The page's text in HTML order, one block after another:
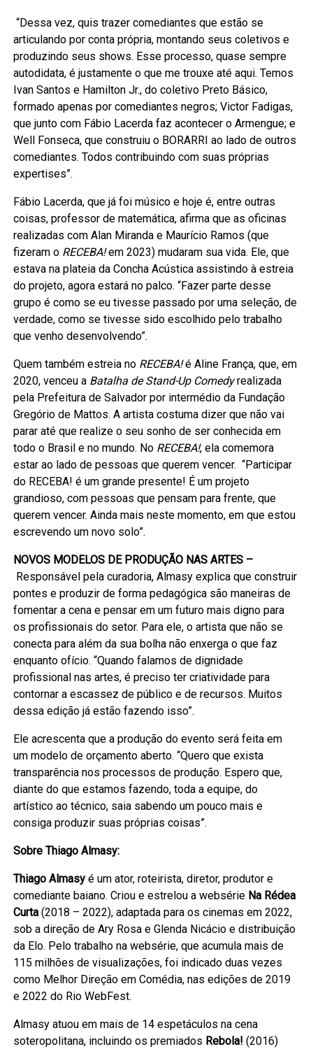
“Dessa vez, quis trazer comediantes que estão se
articulando por conta própria, montando seus coletivos e
produzindo seus shows. Esse processo, quase sempre
autodidata, é justamente o que me trouxe até aqui. Temos
Ivan Santos e Hamilton Jr., do coletivo Preto Básico,
formado apenas por comediantes negros; Victor Fadigas,
que junto com Fábio Lacerda faz acontecer o Armengue; e
Well Fonseca, que construiu o BORARRI ao lado de outros
comediantes. Todos contribuindo com suas próprias
expertises”.
Fábio Lacerda, que já foi músico e hoje é, entre outras
coisas, professor de matemática, afirma que as oficinas
realizadas com Alan Miranda e Maurício Ramos (que
fizeram o RECEBA!em 2023) mudaram sua vida. Ele, que
estava na plateia da Concha Acústica assistindo à estreia
do projeto, agora estará no palco. “Fazer parte desse
grupo é como se eu tivesse passado por uma seleção, de
verdade, como se tivesse sido escolhido pelo trabalho
que venho desenvolvendo”.
Quem também estreia no RECEBA!é Aline França, que, em
2020, venceu a Batalha de Stand-Up Comedyrealizada
pela Prefeitura de Salvador por intermédio da Fundação
Gregório de Mattos. A artista costuma dizer que não vai
parar até que realize o seu sonho de ser conhecida em
todo o Brasil e no mundo. No RECEBA!, ela comemora
estar ao lado de pessoas que querem vencer. “Participar
do RECEBA! é um grande presente! É um projeto
grandioso, com pessoas que pensam para frente, que
querem vencer. Ainda mais neste momento, em que estou
escrevendo um novo solo”.
NOVOS MODELOS DE PRODUÇÃO NAS ARTES –
Responsável pela curadoria, Almasy explica que construir
pontes e produzir de forma pedagógica são maneiras de
fomentar a cena e pensar em um futuro mais digno para
os profissionais do setor. Para ele, o artista que não se
conecta para além da sua bolha não enxerga o que faz
enquanto ofício. “Quando falamos de dignidade
profissional nas artes, é preciso ter criatividade para
contornar a escassez de público e de recursos. Muitos
dessa edição já estão fazendo isso”.
Ele acrescenta que a produção do evento será feita em
um modelo de orçamento aberto. “Quero que exista
transparência nos processos de produção. Espero que,
diante do que estamos fazendo, toda a equipe, do
artístico ao técnico, saia sabendo um pouco mais e
consiga produzir suas próprias coisas”.
Sobre Thiago Almasy:
Thiago Almasy é um ator, roteirista, diretor, produtor e
comediante baiano. Criou e estrelou a websérie Na Rédea
Curta (2018 – 2022), adaptada para os cinemas em 2022,
sob a direção de Ary Rosa e Glenda Nicácio e distribuição
da Elo. Pelo trabalho na websérie, que acumula mais de
115 milhões de visualizações, foi indicado duas vezes
como Melhor Direção em Comédia, nas edições de 2019
e 2022 do Rio WebFest.
Almasy atuou em mais de 14 espetáculos na cena
soteropolitana, incluindo os premiados Rebola! (2016)